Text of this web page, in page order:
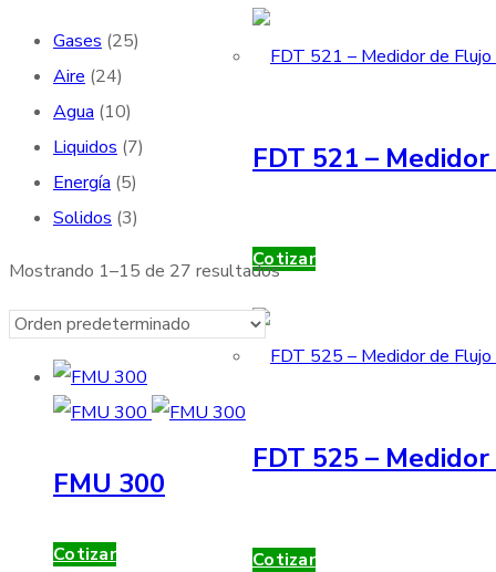
FDT 521 –
Cotizar
FDT 525 –
Cotizar
Gases (25)
Aire (24)
Agua (10)
Liquidos (7)
Energía (5)
Solidos (3)
Mostrando 1–15 de 27 resultados
FMU 300
Cotizar